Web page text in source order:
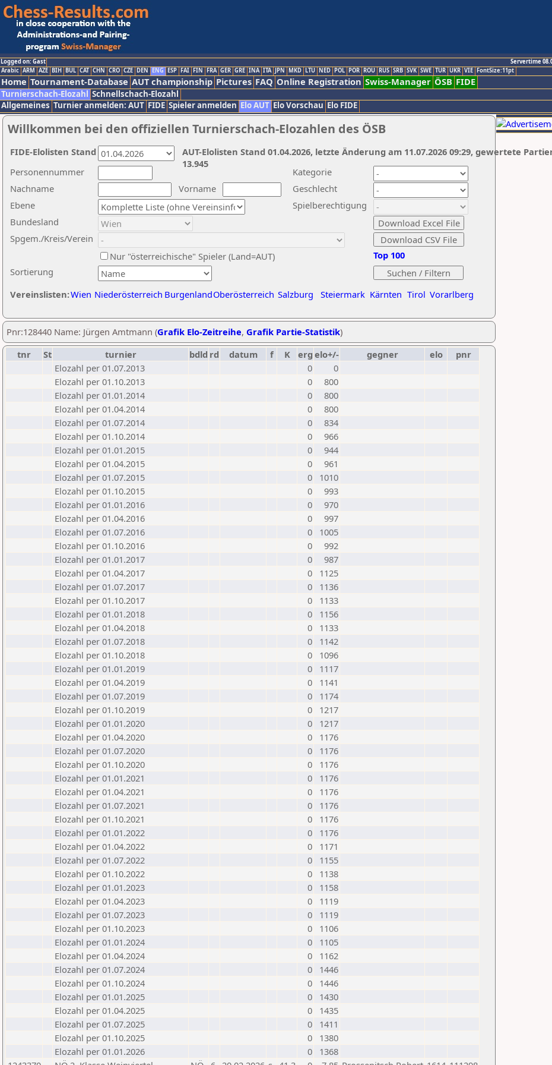
Logged on: Gast
Servertime
Arabic ARM AZE BIH BUL CAT CHN CRO CZE DEN ENG ESP FAI FIN FRA GER GRE INA ITA JPN MKD LTU NED POL POR ROU RUS SRB SVK SWE TUR UKR VIE FontSize:11pt
Home Tournament-Database AUT championship Pictures FAQ Online Registration Swiss-Manager ÖSB FIDE
Turnierschach-Elozahl Schnellschach-Elozahl
Allgemeines Turnier anmelden: AUT FIDE Spieler anmelden Elo AUT Elo Vorschau Elo FIDE
Willkommen bei den offiziellen Turnierschach-Elozahlen des ÖSB
Nachname
Vorname
Ebene
Kategorie
Sortierung
Personennummer
Bundesland
Spgem./Kreis/Verein
Geschlecht
Nur "österreichische" Spieler (Land=AUT)
Spielberechtigung
Vereinslisten:Wien Niederösterreich BurgenlandOberösterreich Salzburg Steiermark Kärnten Tirol Vorarlberg
Top 100
AUT-Elolisten Stand 01.04.2026, letzte Änderung am 11.07.2026 09:29, gewertete
13.945
FIDE-Elolisten Stand
Pnr:128440 Name: Jürgen Amtmann (Grafik Elo-Zeitreihe, Grafik Partie-Statistik)
tnr
St turnier bdld rd datum f K erg elo+/- gegner elo
pnr
Elozahl per 01.07.2013
0
0
Elozahl per 01.10.2013
0
800
Elozahl per 01.01.2014
0
800
Elozahl per 01.04.2014
0
800
Elozahl per 01.07.2014
0
834
Elozahl per 01.10.2014
0
966
Elozahl per 01.01.2015
0
944
Elozahl per 01.04.2015
0
961
Elozahl per 01.07.2015
0
1010
Elozahl per 01.10.2015
0
993
Elozahl per 01.01.2016
0
970
Elozahl per 01.04.2016
0
997
Elozahl per 01.07.2016
0
1005
Elozahl per 01.10.2016
0
992
Elozahl per 01.01.2017
0
987
Elozahl per 01.04.2017
0
1125
Elozahl per 01.07.2017
0
1136
Elozahl per 01.10.2017
0
1133
Elozahl per 01.01.2018
0
1156
Elozahl per 01.04.2018
0
1133
Elozahl per 01.07.2018
0
1142
Elozahl per 01.10.2018
0
1096
Elozahl per 01.01.2019
0
1117
Elozahl per 01.04.2019
0
1141
Elozahl per 01.07.2019
0
1174
Elozahl per 01.10.2019
0
1217
Elozahl per 01.01.2020
0
1217
Elozahl per 01.04.2020
0
1176
Elozahl per 01.07.2020
0
1176
Elozahl per 01.10.2020
0
1176
Elozahl per 01.01.2021
0
1176
Elozahl per 01.04.2021
0
1176
Elozahl per 01.07.2021
0
1176
Elozahl per 01.10.2021
0
1176
Elozahl per 01.01.2022
0
1176
Elozahl per 01.04.2022
0
1171
Elozahl per 01.07.2022
0
1155
Elozahl per 01.10.2022
0
1138
Elozahl per 01.01.2023
0
1158
Elozahl per 01.04.2023
0
1119
Elozahl per 01.07.2023
0
1119
Elozahl per 01.10.2023
0
1106
Elozahl per 01.01.2024
0
1105
Elozahl per 01.04.2024
0
1162
Elozahl per 01.07.2024
0
1446
Elozahl per 01.10.2024
0
1446
Elozahl per 01.01.2025
0
1430
Elozahl per 01.04.2025
0
1435
Elozahl per 01.07.2025
0
1411
Elozahl per 01.10.2025
0
1380
Elozahl per 01.01.2026
0
1368